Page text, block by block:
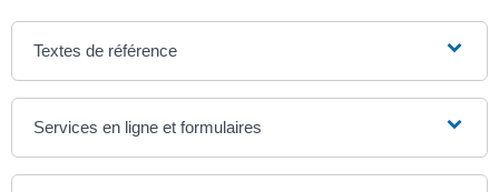
Textes de référence
Services en ligne et formulaires